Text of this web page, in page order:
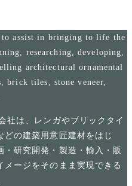
to assist in bringing to life the
researching, developing,
architectural ornamental
brick tiles, stone veneer,
社は、レンガやブリックタイ
の建築用意匠建材をはじ
研究開発・製造・輸入・販
ージをそのまま実現できる